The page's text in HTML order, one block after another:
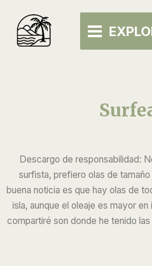
content
MAIN
MENU
Descargo de responsabilidad:
surfista, prefiero olas de
buena noticia es que hay olas de
isla, aunque el oleaje es mayor
compartiré son donde he tenido